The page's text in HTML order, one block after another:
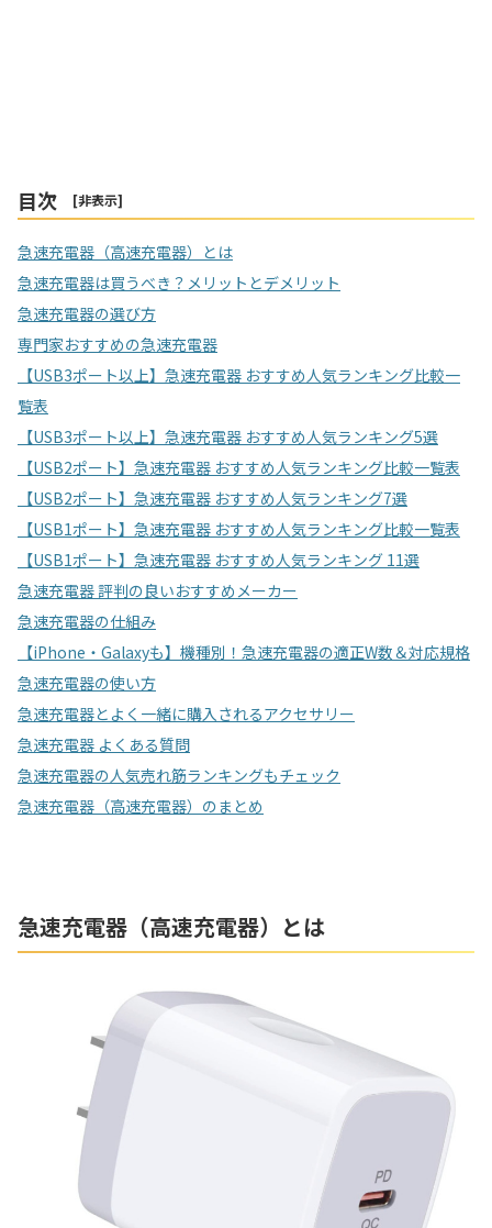
目次 [非表示]
急速充電器（高速充電器）とは
急速充電器は買うべき？メリットとデメリット
急速充電器の選び方
専門家おすすめの急速充電器
【USB3ポート以上】急速充電器 おすすめ人気ランキング比較一
覧表
【USB3ポート以上】急速充電器 おすすめ人気ランキング5選
【USB2ポート】急速充電器 おすすめ人気ランキング比較一覧表
【USB2ポート】急速充電器 おすすめ人気ランキング7選
【USB1ポート】急速充電器 おすすめ人気ランキング比較一覧表
【USB1ポート】急速充電器 おすすめ人気ランキング 11選
急速充電器 評判の良いおすすめメーカー
急速充電器の仕組み
【iPhone・Galaxyも】機種別！急速充電器の適正W数＆対応規格
急速充電器の使い方
急速充電器とよく一緒に購入されるアクセサリー
急速充電器 よくある質問
急速充電器の人気売れ筋ランキングもチェック
急速充電器（高速充電器）のまとめ
急速充電器（高速充電器）とは